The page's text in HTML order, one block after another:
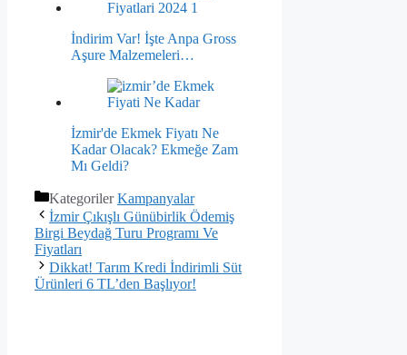
İndirim Var! İşte Anpa Gross
Aşure Malzemeleri…
İzmir'de Ekmek Fiyatı Ne
Kadar Olacak? Ekmeğe Zam
Mı Geldi?
KategorilerKampanyalar
İzmir Çıkışlı Günübirlik Ödemiş
Birgi Beydağ Turu Programı Ve
Fiyatları
Dikkat! Tarım Kredi İndirimli Süt
Ürünleri 6 TL’den Başlıyor!